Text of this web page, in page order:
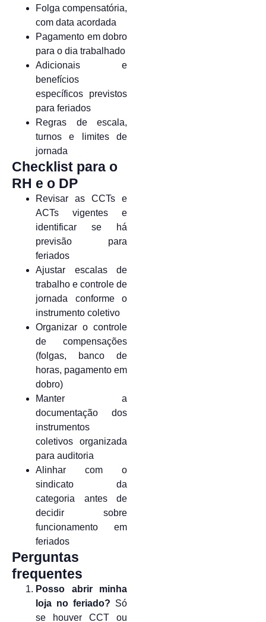
Folga compensatória,
com data acordada
Pagamento em dobro
para o dia trabalhado
Adicionais e
benefícios
específicos previstos
para feriados
Regras de escala,
turnos e limites de
jornada
Checklist para o
RH e o DP
Revisar as CCTs e
ACTs vigentes e
identificar se há
previsão para
feriados
Ajustar escalas de
trabalho e controle de
jornada conforme o
instrumento coletivo
Organizar o controle
de compensações
(folgas, banco de
horas, pagamento em
dobro)
Manter a
documentação dos
instrumentos
coletivos organizada
para auditoria
Alinhar com o
sindicato da
categoria antes de
decidir sobre
funcionamento em
feriados
Perguntas
frequentes
Posso abrir minha
loja no feriado? Só
se houver CCT ou